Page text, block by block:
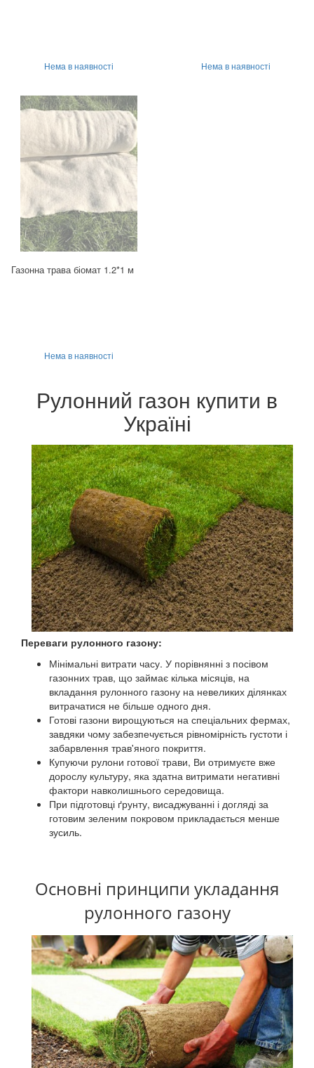
Нема в наявності Нема в наявності
Газонна трава біомат 1.2*1 м
Нема в наявності
Рулонний газон купити в
Україні
Переваги рулонного газону:
Мінімальні витрати часу. У порівнянні з посівом
газонних трав, що займає кілька місяців, на
вкладання рулонного газону на невеликих ділянках
витрачатися не більше одного дня.
Готові газони вирощуються на спеціальних фермах,
завдяки чому забезпечується рівномірність густоти і
забарвлення трав'яного покриття.
Купуючи рулони готової трави, Ви отримуєте вже
дорослу культуру, яка здатна витримати негативні
фактори навколишнього середовища.
При підготовці ґрунту, висаджуванні і догляді за
готовим зеленим покровом прикладається менше
зусиль.
Основні принципи укладання
рулонного газону